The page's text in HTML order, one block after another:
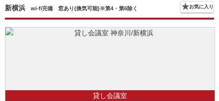
お気に入り
新横浜 wi-fi完備 窓あり(換気可能)※第4・第6除く
貸し会議室